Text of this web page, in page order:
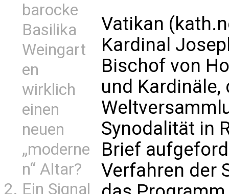
barocke
Basilika
Weingart
en
wirklich
einen
neuen
„moderne
n“ Altar?
Ein Signal
Vatikan
Kardinal
Bischof von
und Kardinäle,
Synodalität in
Brief
Verfahren der